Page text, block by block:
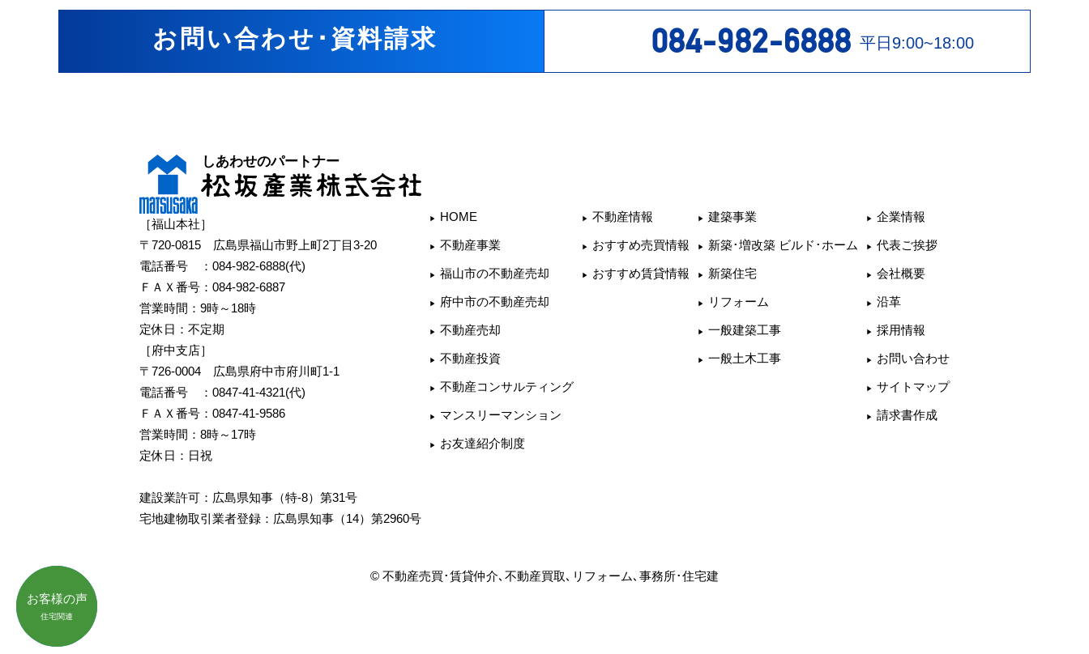
お問い合わせ･資料請求 084-982-6888 平日9:00~18:00
［福山本社］
〒720-0815 広島県福山市野上町2丁目3-20
電話番号 ： 084-982-6888(代)
ＦＡＸ番号：084-982-6887
営業時間：9時～18時
定休日：不定期
［府中支店］
〒726-0004 広島県府中市府川町1-1
電話番号 ： 0847-41-4321(代)
ＦＡＸ番号：0847-41-9586
営業時間：8時～17時
定休日：日祝
建設業許可：広島県知事（特-8）第31号
宅地建物取引業者登録：広島県知事（14）第2960号
HOME
不動産事業
福山市の不動産売却
府中市の不動産売却
不動産売却
不動産投資
不動産コンサルティング
マンスリーマンション
お友達紹介制度
不動産情報
おすすめ売買情報
おすすめ賃貸情報
建築事業
新築･増改築 ビルド･ホーム
新築住宅
リフォーム
一般建築工事
一般土木工事
企業情報
代表ご挨拶
会社概要
沿革
採用情報
お問い合わせ
サイトマップ
請求書作成
© 不動産売買･賃貸仲介､不動産買取､リフォーム､事務所･住宅建
お客様の声
不動産関連
お客様の声
住宅関連